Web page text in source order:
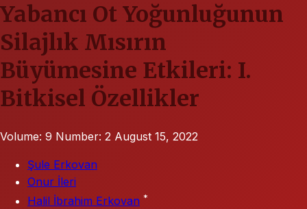
Yabancı Ot Yoğunluğunun
Silajlık Mısırın
Büyümesine Etkileri: I.
Bitkisel Özellikler
Volume: 9 Number: 2 August 15, 2022
Şule Erkovan
Onur İleri
Halil İbrahim Erkovan *